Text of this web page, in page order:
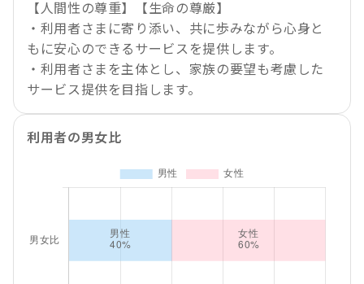
【人間性の尊重】【生命の尊厳】
・利用者さまに寄り添い、共に歩みながら心身と
もに安心のできるサービスを提供します。
・利用者さまを主体とし、家族の要望も考慮した
サービス提供を目指します。
利用者の男女比